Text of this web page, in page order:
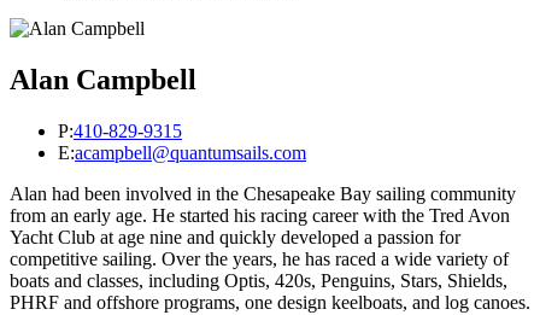
Alan Campbell
P:410-829-9315
E:acampbell@quantumsails.com
Alan had been involved in the Chesapeake Bay sailing community
from an early age. He started his racing career with the Tred Avon
Yacht Club at age nine and quickly developed a passion for
competitive sailing. Over the years, he has raced a wide variety of
boats and classes, including Optis, 420s, Penguins, Stars, Shields,
PHRF and offshore programs, one design keelboats, and log canoes.